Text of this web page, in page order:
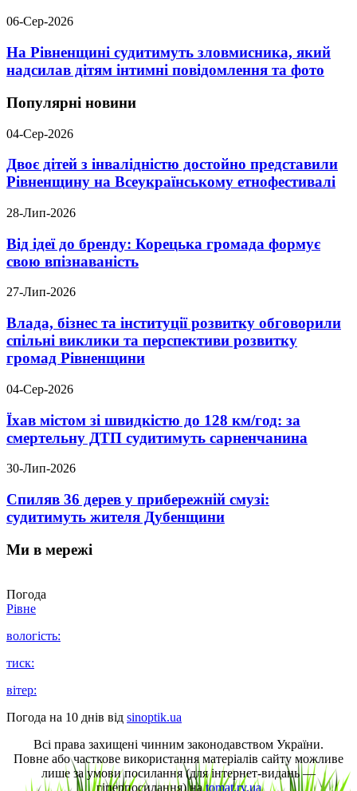
06-Сер-2026
На Рівненщині судитимуть зловмисника, який
надсилав дітям інтимні повідомлення та фото
Популярні новини
04-Сер-2026
Двоє дітей з інвалідністю достойно представили
Рівненщину на Всеукраїнському етнофестивалі
28-Лип-2026
Від ідеї до бренду: Корецька громада формує
свою впізнаваність
27-Лип-2026
Влада, бізнес та інституції розвитку обговорили
спільні виклики та перспективи розвитку
громад Рівненщини
04-Сер-2026
Їхав містом зі швидкістю до 128 км/год: за
смертельну ДТП судитимуть сарненчанина
30-Лип-2026
Спиляв 36 дерев у прибережній смузі:
судитимуть жителя Дубенщини
Ми в мережі
Погода
Рівне
вологість:
тиск:
вітер:
Погода на 10 днів від sinoptik.ua
Всі права захищені чинним законодавством України.
Повне або часткове використання матеріалів сайту можливе
лише за умови посилання (для інтернет-видань —
гіперпосилання) наtomat.rv.ua